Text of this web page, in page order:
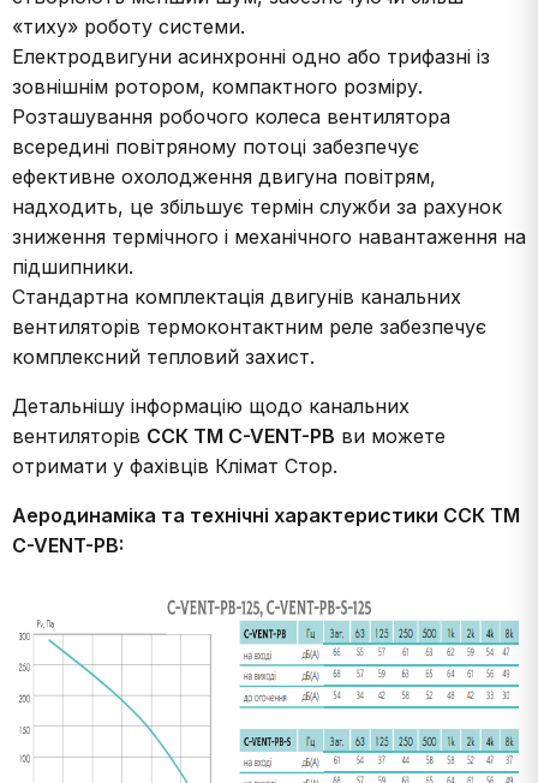
«тиху» роботу системи.
Електродвигуни асинхронні одно або трифазні із
зовнішнім ротором, компактного розміру.
Розташування робочого колеса вентилятора
всередині повітряному потоці забезпечує
ефективне охолодження двигуна повітрям,
надходить, це збільшує термін служби за рахунок
зниження термічного і механічного навантаження на
підшипники.
Стандартна комплектація двигунів канальних
вентиляторів термоконтактним реле забезпечує
комплексний тепловий захист.
Детальнішу інформацію щодо канальних
вентиляторів ССК ТМ C-VENT-PB ви можете
отримати у фахівців Клімат Стор.
Аеродинаміка та технічні характеристики ССК ТМ
C-VENT-PB: